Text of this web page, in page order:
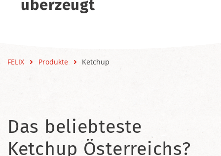
überzeugt
FELIX Produkte Ketchup
Das beliebteste
Ketchup Österreichs?